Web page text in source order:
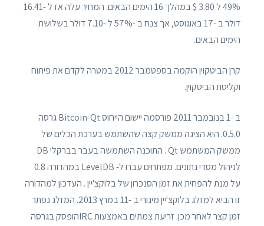
49% ל 3.80 $ במהלך 16 הימים הבאים. המחיר עלה אז ל -16.41
דולר ב -17 באוגוסט, אך צנח ב -57% ל -7.10 דולר בשלושת
הימים הבאים.
קרן הביטקוין הוקמה בספטמבר 2012 במטרה לקדם את פיתוח
וקליטת הביטקוין.
ב -1 בנובמבר 2011 פורסמה יישום הייחוס Bitcoin-Qt גרסה
0.5.0. היא הציגה ממשק קצה שהשתמש בערכת הכלים של
ממשק המשתמש Qt . התוכנה השתמשה בעבר בברקלי DB
לניהול מסדי נתונים. מפתחים עברו ל- LevelDB במהדורה 0.8
על מנת להפחית את זמן הסנכרון של בלוקצ'יין . העדכון למהדורה
זו הביא למזלג בלוקצ'יין מינורי ב -11 במרץ 2013. המזלג נפתר
זמן קצר לאחר מכן. זריעת צמתים באמצעות IRCהופסק בגרסה